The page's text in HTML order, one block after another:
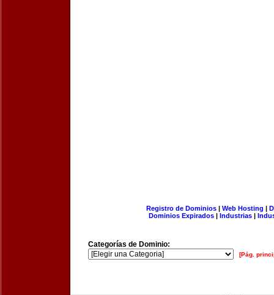
Registro de Dominios| Web Hosting |
Dominios Expirados | Industrias |
Categorías de Dominio:
[Pág.